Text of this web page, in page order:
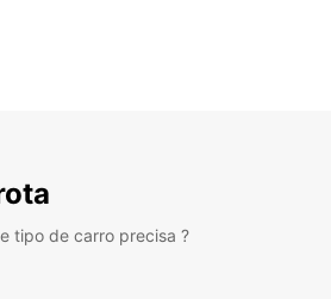
tipo de carro precisa ?